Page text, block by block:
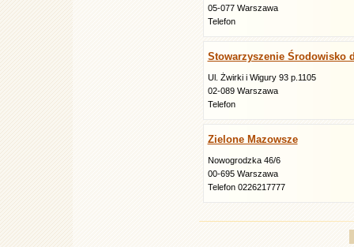
05-077 Warszawa
Telefon
Stowarzyszenie Środowisko
Ul. Żwirki i Wigury 93 p.1105
02-089 Warszawa
Telefon
Zielone Mazowsze
Nowogrodzka 46/6
00-695 Warszawa
Telefon 0226217777